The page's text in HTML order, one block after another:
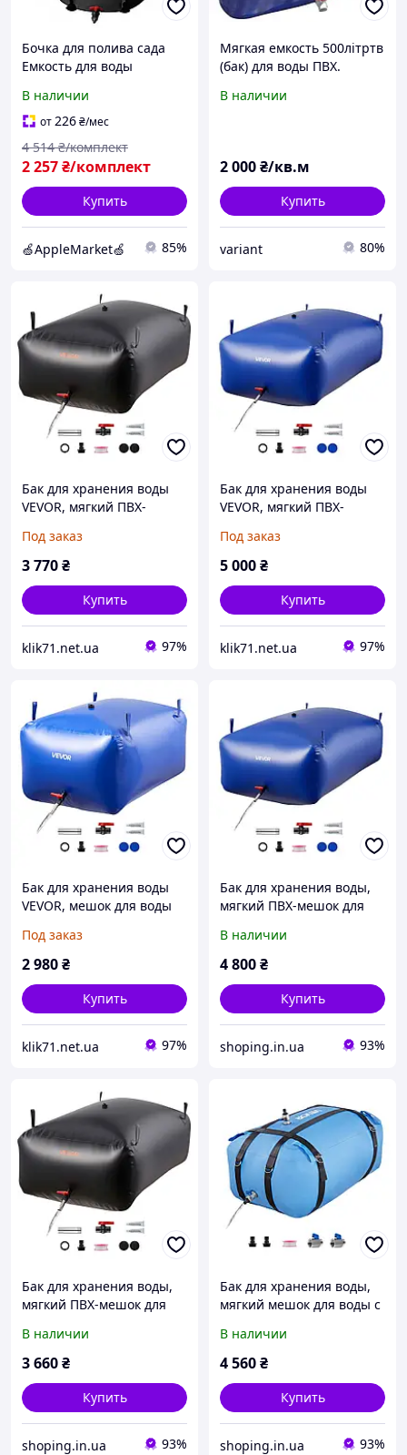
Бочка для полива сада
Емкость для воды
сада Садовая бочка для
воды Резервуар для сада
Бочка д
В наличии
от226₴/мес
2 257₴/комплект
4 514 ₴/комплект
Купить
🍏AppleMarket🍏 85%
Мягкая емкость 500літртв
(бак) для воды ПВХ.
сада и огорода
В наличии
2 000₴/кв.м
Купить
variant 80%
Бак для хранения воды
VEVOR, мягкий ПВХ-
540 л, контейнер для
хранения воды,
износостойкий
Под заказ
3 770₴
Купить
klik71.net.ua 97%
Бак для хранения воды
VEVOR, мягкий ПВХ-
1000 л, контейнер для
хранения воды,
Под заказ
5 000₴
Купить
klik71.net.ua 97%
Бак для хранения воды
VEVOR, мешок для воды
мягкий контейнер для
воды, герметичный и
Под заказ
2 980₴
Купить
klik71.net.ua 97%
Бак для хранения воды,
мягкий ПВХ-мешок для
контейнер для хранения
воды, герметичный и
В наличии
4 800₴
Купить
shoping.in.ua 93%
Бак для хранения воды,
мягкий ПВХ-мешок для
контейнер для хранения
воды, герметичный и
В наличии
3 660₴
Купить
shoping.in.ua 93%
Бак для хранения воды,
мягкий мешок для воды с
контейнер для хранения
воды, герметичный и
В наличии
4 560₴
Купить
shoping.in.ua 93%